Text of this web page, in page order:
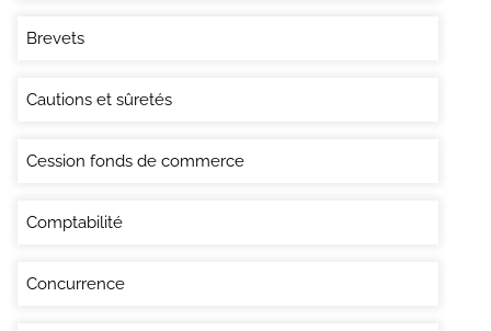
Brevets
Cautions et sûretés
Cession fonds de commerce
Comptabilité
Concurrence